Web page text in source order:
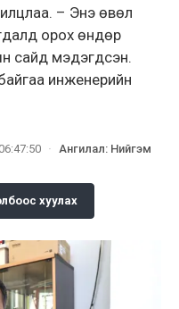
– Энэ өвөл
орох өндөр
сайд мэдэгдсэн.
инженерийн
· Ангилал: Нийгэм
хуулах